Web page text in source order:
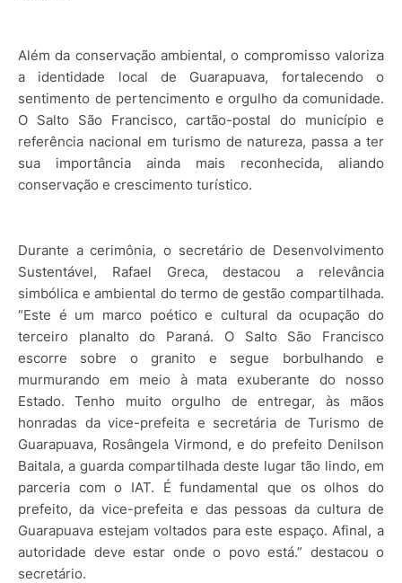
Além da conservação ambiental, o compromisso valoriza
a identidade local de Guarapuava, fortalecendo o
sentimento de pertencimento e orgulho da comunidade.
O Salto São Francisco, cartão-postal do município e
referência nacional em turismo de natureza, passa a ter
sua importância ainda mais reconhecida, aliando
conservação e crescimento turístico.
Durante a cerimônia, o secretário de Desenvolvimento
Sustentável, Rafael Greca, destacou a relevância
simbólica e ambiental do termo de gestão compartilhada.
“Este é um marco poético e cultural da ocupação do
terceiro planalto do Paraná. O Salto São Francisco
escorre sobre o granito e segue borbulhando e
murmurando em meio à mata exuberante do nosso
Estado. Tenho muito orgulho de entregar, às mãos
honradas da vice-prefeita e secretária de Turismo de
Guarapuava, Rosângela Virmond, e do prefeito Denilson
Baitala, a guarda compartilhada deste lugar tão lindo, em
parceria com o IAT. É fundamental que os olhos do
prefeito, da vice-prefeita e das pessoas da cultura de
Guarapuava estejam voltados para este espaço. Afinal, a
autoridade deve estar onde o povo está.” destacou o
secretário.